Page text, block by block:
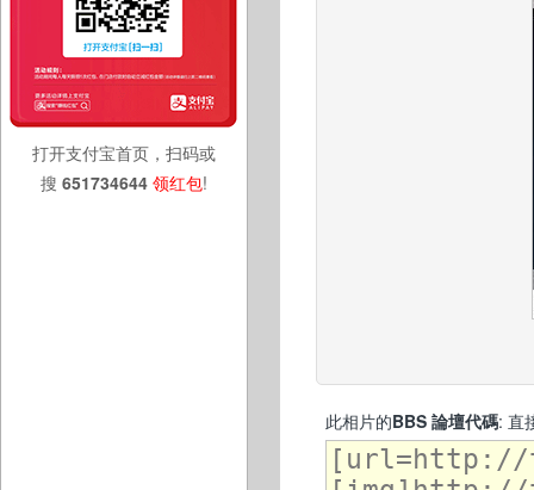
打开支付宝首页，扫码或
搜 651734644 领红包!
此相片的BBS 論壇代碼: 直